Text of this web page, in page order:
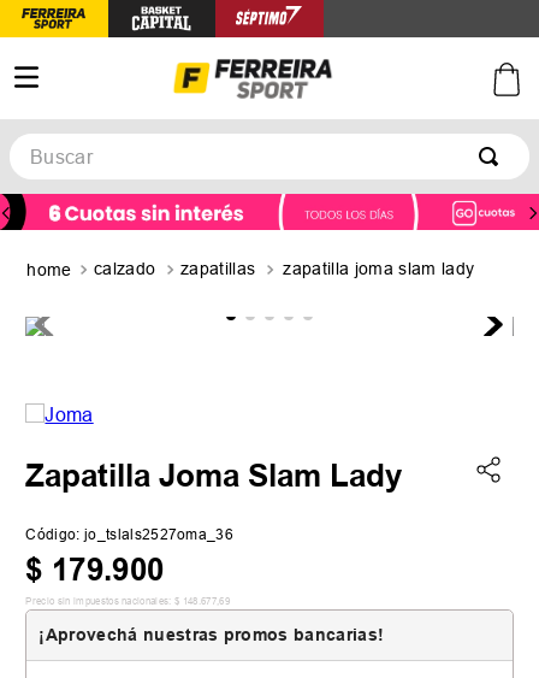
Buscar
calzado zapatillas zapatilla joma slam lady
Zapatilla Joma Slam Lady
Código: jo_tslals2527oma_36
$ 179.900
Precio sin impuestos nacionales: $ 148 677,69
¡Aprovechá nuestras promos bancarias!
TÉRMINOS MÁS BUSCADOS
3.
5
zapatillas adidas